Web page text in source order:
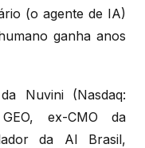
(o agente de IA)
ganha anos
Nuvini (Nasdaq:
ex-CMO da
da AI Brasil,